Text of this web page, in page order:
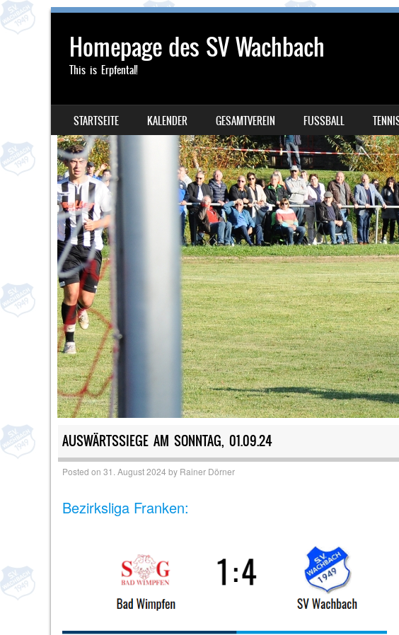
Homepage des SV Wachbach
This is Erpfental!
MENU
SKIP TO CONTENT
STARTSEITE KALENDER GESAMTVEREIN FUSSBALL
AUSWÄRTSSIEGE AM SONNTAG, 01.09.24
Posted on 31. August 2024 by Rainer Dörner
Bezirksliga Franken: